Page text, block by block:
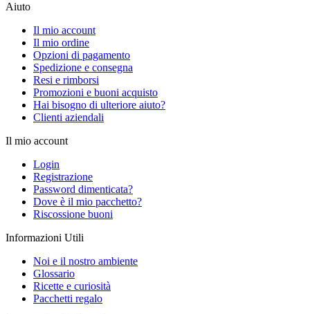
Aiuto
Il mio account
Il mio ordine
Opzioni di pagamento
Spedizione e consegna
Resi e rimborsi
Promozioni e buoni acquisto
Hai bisogno di ulteriore aiuto?
Clienti aziendali
Il mio account
Login
Registrazione
Password dimenticata?
Dove è il mio pacchetto?
Riscossione buoni
Informazioni Utili
Noi e il nostro ambiente
Glossario
Ricette e curiosità
Pacchetti regalo